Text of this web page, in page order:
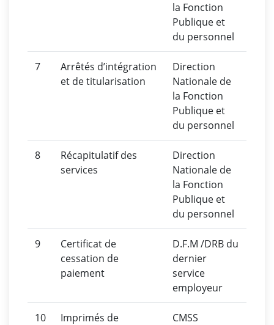
la Fonction
Publique et
du personnel
7
Arrêtés d’intégration
et de titularisation
Direction
Nationale de
la Fonction
Publique et
du personnel
8
Récapitulatif des
services
Direction
Nationale de
la Fonction
Publique et
du personnel
9
Certificat de
cessation de
paiement
D.F.M /DRB du
dernier
service
employeur
10
Imprimés de
CMSS